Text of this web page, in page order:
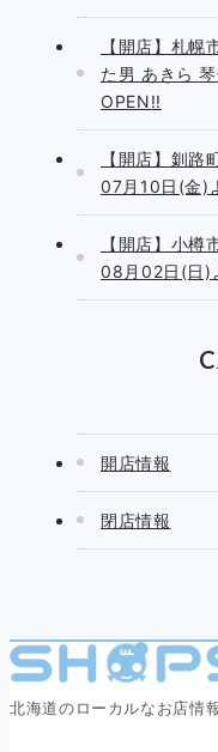
【開店】札
た男 あきら
OPEN!!
【開店】釧
07月10日(金)
【開店】小
08月02日(日)
開店情報
閉店情報
北海道のローカルなお店情